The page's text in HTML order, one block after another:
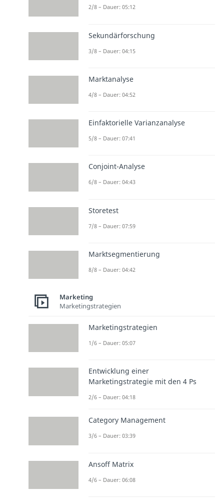
2/8 – Dauer: 05:12
Sekundärforschung
3/8 – Dauer: 04:15
Marktanalyse
4/8 – Dauer: 04:52
Einfaktorielle Varianzanalyse
5/8 – Dauer: 07:41
Conjoint-Analyse
6/8 – Dauer: 04:43
Storetest
7/8 – Dauer: 07:59
Marktsegmentierung
8/8 – Dauer: 04:42
Marketing
Marketingstrategien
Marketingstrategien
1/6 – Dauer: 05:07
Entwicklung einer
Marketingstrategie mit den 4 Ps
2/6 – Dauer: 04:18
Category Management
3/6 – Dauer: 03:39
Ansoff Matrix
4/6 – Dauer: 06:08